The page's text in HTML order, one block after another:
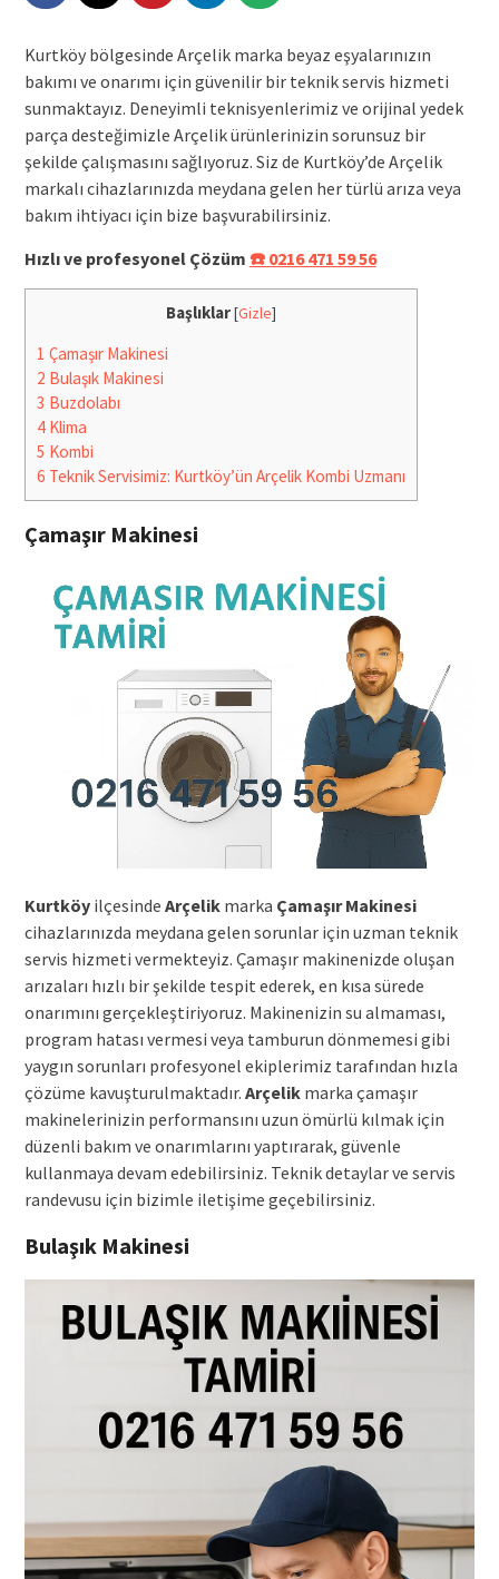
Kurtköy bölgesinde Arçelik marka beyaz eşyalarınızın
bakımı ve onarımı için güvenilir bir teknik servis hizmeti
sunmaktayız. Deneyimli teknisyenlerimiz ve orijinal yedek
parça desteğimizle Arçelik ürünlerinizin sorunsuz bir
şekilde çalışmasını sağlıyoruz. Siz de Kurtköy’de Arçelik
markalı cihazlarınızda meydana gelen her türlü arıza veya
bakım ihtiyacı için bize başvurabilirsiniz.
Hızlı ve profesyonel Çözüm ☎️ 0216 471 59 56
Başlıklar[Gizle]
1 Çamaşır Makinesi
2 Bulaşık Makinesi
3 Buzdolabı
4Klima
5 Kombi
6 Teknik Servisimiz: Kurtköy’ün Arçelik Kombi Uzmanı
Çamaşır Makinesi
Kurtköyilçesinde Arçelikmarka Çamaşır Makinesi
cihazlarınızda meydana gelen sorunlar için uzman teknik
servis hizmeti vermekteyiz. Çamaşır makinenizde oluşan
arızaları hızlı bir şekilde tespit ederek, en kısa sürede
onarımını gerçekleştiriyoruz. Makinenizin su almaması,
program hatası vermesi veya tamburun dönmemesi gibi
yaygın sorunları profesyonel ekiplerimiz tarafından hızla
çözüme kavuşturulmaktadır. Arçelikmarka çamaşır
makinelerinizin performansını uzun ömürlü kılmak için
düzenli bakım ve onarımlarını yaptırarak, güvenle
kullanmaya devam edebilirsiniz. Teknik detaylar ve servis
randevusu için bizimle iletişime geçebilirsiniz.
Bulaşık Makinesi